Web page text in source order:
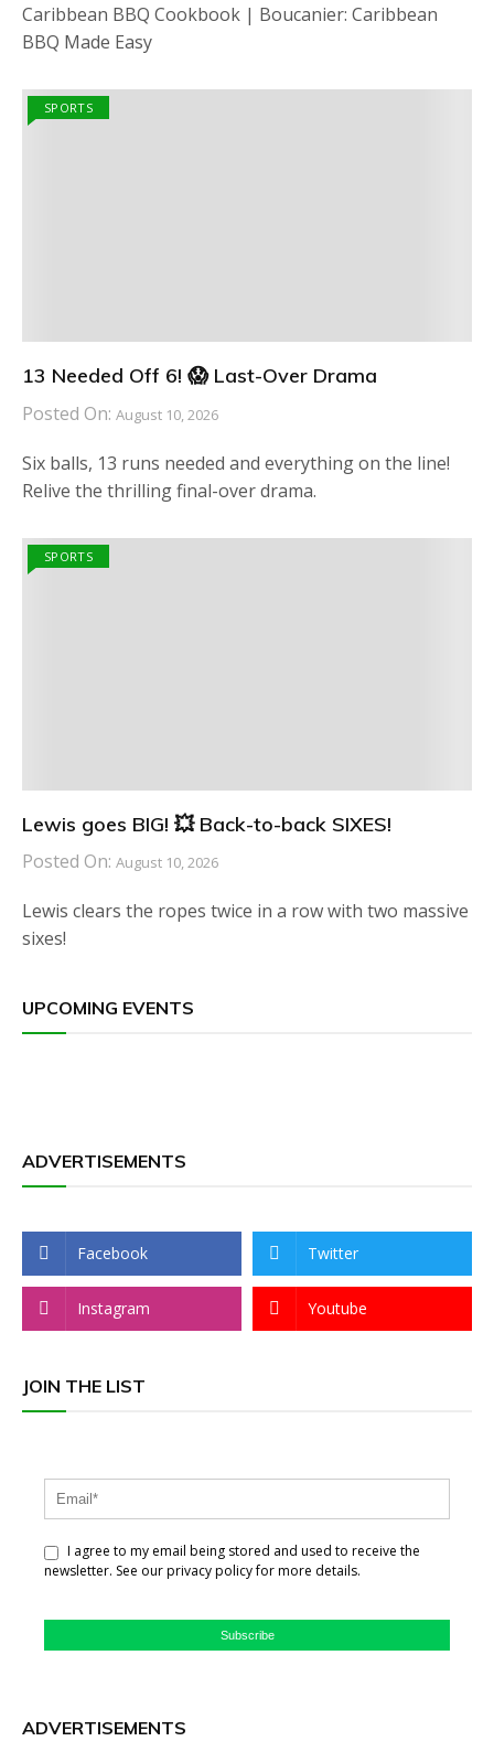
Caribbean BBQ Cookbook | Boucanier: Caribbean
BBQ Made Easy
SPORTS
13 Needed Off 6! 😱 Last-Over Drama
Posted On: August 10, 2026
Six balls, 13 runs needed and everything on the line!
Relive the thrilling final-over drama.
SPORTS
Lewis goes BIG! 💥 Back-to-back SIXES!
Posted On: August 10, 2026
Lewis clears the ropes twice in a row with two massive
sixes!
UPCOMING EVENTS
ADVERTISEMENTS
Facebook Twitter
Instagram Youtube
JOIN THE LIST
I agree to my email being stored and used to receive the
newsletter. See our privacy policy for more details.
Subscribe
ADVERTISEMENTS